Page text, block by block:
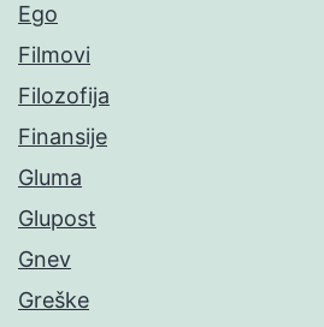
Ego
Filmovi
Filozofija
Finansije
Gluma
Glupost
Gnev
Greške